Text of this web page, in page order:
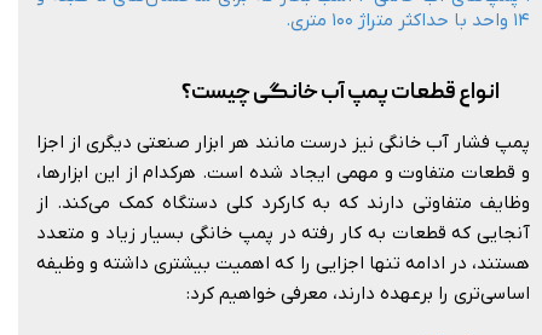
۱۴ واحد با حداکثر متراژ ۱۰۰ متری.
انواع قطعات پمپ آب خانگی چیست؟
پمپ فشار آب خانگی نیز درست مانند هر ابزار صنعتی دیگری از اجزا
و قطعات متفاوت و مهمی ایجاد شده است. هرکدام از این ابزارها،
وظایف متفاوتی دارند که به کارکرد کلی دستگاه کمک می‌کند. از
آنجایی که قطعات به کار رفته در پمپ خانگی بسیار زیاد و متعدد
هستند، در ادامه تنها اجزایی را که اهمیت بیشتری داشته و وظیفه
اساسی‌تری را برعهده دارند، معرفی خواهیم کرد: